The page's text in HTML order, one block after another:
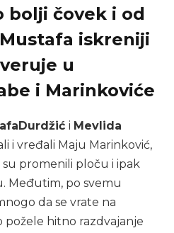
bolji čovek i od
iskreniji
u
i Marinkoviće
Durdžić i Mevlida
i vređali Maju Marinković,
promenili ploču i ipak
Međutim, po svemu
da se vrate na
požele hitno razdvajanje